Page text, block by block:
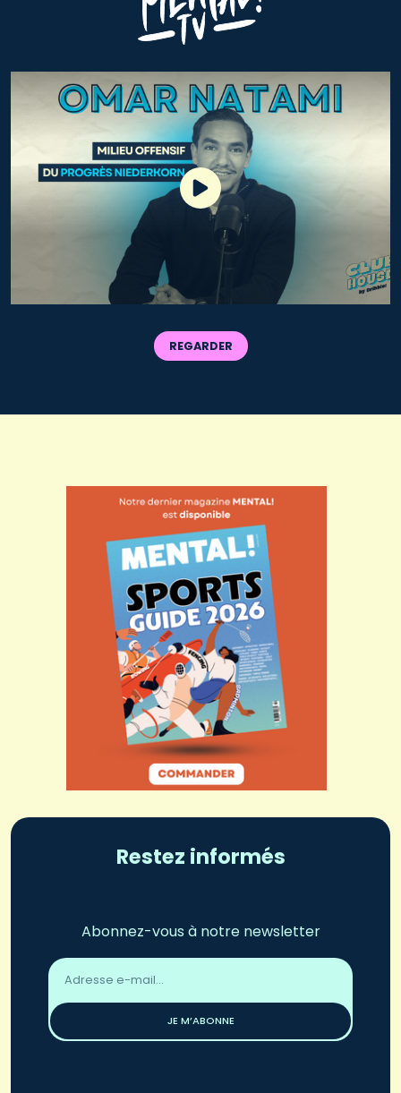
REGARDER
Restez informés
Abonnez-vous à notre newsletter
Adresse
email
JE M’ABONNE